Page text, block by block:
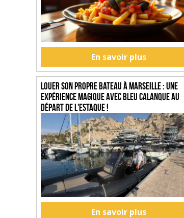
En savoir plus
Louer son propre bateau à Marseille : une
expérience magique avec Bleu Calanque au
départ de l'Estaque !
En savoir plus